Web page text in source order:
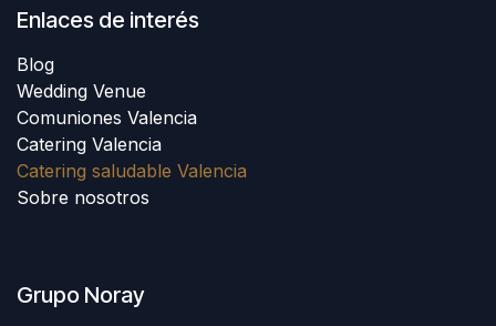
Enlaces de interés
Blog
Wedding Venue
Comuniones Valencia
Catering Valencia
Catering saludable Valencia
Sobre nosotros
Grupo Noray